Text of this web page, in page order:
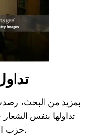
تداول قديم لصورة نتنياهو
بمزيد من البحث،
حزب الله التقاطها من نافذة مكتب نتنياهو.